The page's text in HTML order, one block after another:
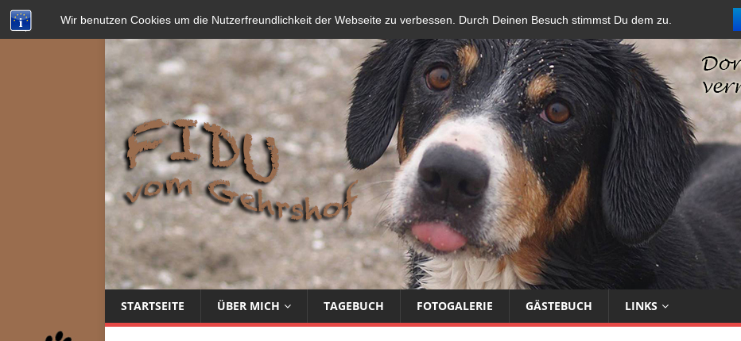
Wir benutzen Cookies um die Nutzerfreundlichkeit der Webseite zu verbessen. Durch Deinen Besuch stimmst Du dem zu.
STARTSEITE ÜBER MICH TAGEBUCH FOTOGALERIE GÄSTEBUCH LINKS